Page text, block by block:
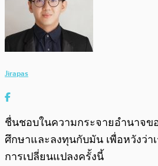
Jirapas
ชื่นชอบในความกระจายอำนาจข
ศึกษาและลงทุนกับมัน เพื่อหวังว่า
การเปลี่ยนแปลงครั้งนี้